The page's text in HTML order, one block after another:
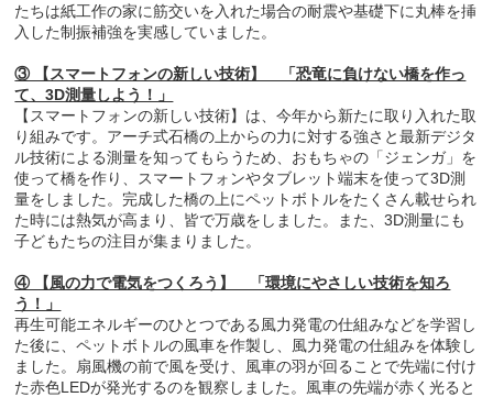
たちは紙工作の家に筋交いを入れた場合の耐震や基礎下に丸棒を挿
入した制振補強を実感していました。
③ 【スマートフォンの新しい技術】 「恐竜に負けない橋を作っ
て、3D測量しよう！」
【スマートフォンの新しい技術】は、今年から新たに取り入れた取
り組みです。アーチ式石橋の上からの力に対する強さと最新デジタ
ル技術による測量を知ってもらうため、おもちゃの「ジェンガ」を
使って橋を作り、スマートフォンやタブレット端末を使って3D測
量をしました。完成した橋の上にペットボトルをたくさん載せられ
た時には熱気が高まり、皆で万歳をしました。また、3D測量にも
子どもたちの注目が集まりました。
④ 【風の力で電気をつくろう】 「環境にやさしい技術を知ろ
う！」
再生可能エネルギーのひとつである風力発電の仕組みなどを学習し
た後に、ペットボトルの風車を作製し、風力発電の仕組みを体験し
ました。扇風機の前で風を受け、風車の羽が回ることで先端に付け
た赤色LEDが発光するのを観察しました。風車の先端が赤く光ると